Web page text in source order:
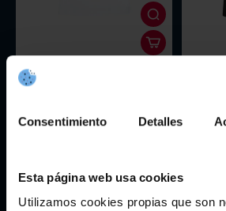
Consentimiento Detalles
Esta página web usa cookies
Utilizamos cookies propias que son
Top Branco As Celtas